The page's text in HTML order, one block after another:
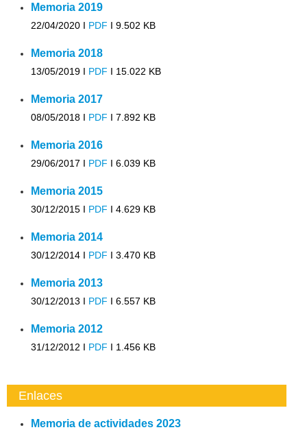
Memoria 2019
22/04/2020 I PDF I 9.502 KB
Memoria 2018
13/05/2019 I PDF I 15.022 KB
Memoria 2017
08/05/2018 I PDF I 7.892 KB
Memoria 2016
29/06/2017 I PDF I 6.039 KB
Memoria 2015
30/12/2015 I PDF I 4.629 KB
Memoria 2014
30/12/2014 I PDF I 3.470 KB
Memoria 2013
30/12/2013 I PDF I 6.557 KB
Memoria 2012
31/12/2012 I PDF I 1.456 KB
Enlaces
Memoria de actividades 2023